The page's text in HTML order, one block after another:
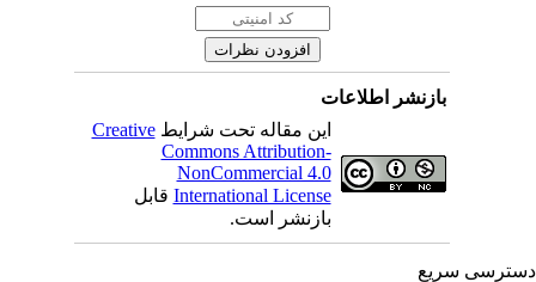
بازنشر اطلاعات
این مقاله تحت شرایطCreative
Commons Attribution-
NonCommercial 4.0
International Licenseقابل
بازنشر است.
سریع